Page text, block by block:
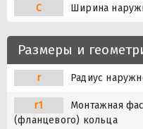
C Ширина
Размеры и
r Радиус
r1
Монтажная
(фланцевого) кольца